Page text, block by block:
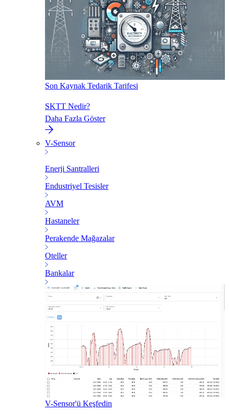
Son Kaynak Tedarik Tarifesi
SKTT Nedir?
Daha Fazla Göster
V-Sensor
Enerji Santralleri
Endustriyel Tesisler
AVM
Hastaneler
Perakende Mağazalar
Oteller
Bankalar
V-Sensor'ü Keşfedin